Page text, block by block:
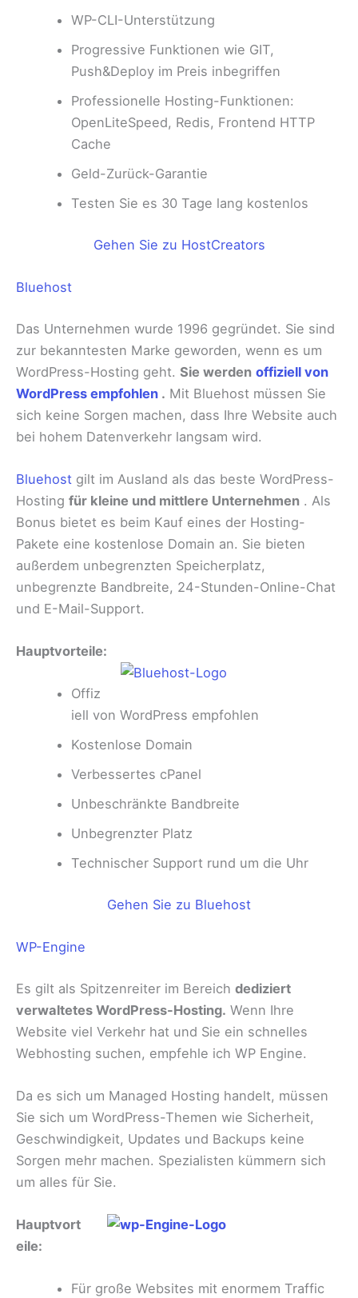
WP-CLI-Unterstützung
Progressive Funktionen wie GIT,
Push&Deploy im Preis inbegriffen
Professionelle Hosting-Funktionen:
OpenLiteSpeed, Redis, Frontend HTTP
Cache
Geld-Zurück-Garantie
Testen Sie es 30 Tage lang kostenlos
Gehen Sie zu HostCreators
Bluehost
Das Unternehmen wurde 1996 gegründet. Sie sind
zur bekanntesten Marke geworden, wenn es um
WordPress-Hosting geht. Sie werden offiziell von
WordPress empfohlen . Mit Bluehost müssen Sie
sich keine Sorgen machen, dass Ihre Website auch
bei hohem Datenverkehr langsam wird.
Bluehost gilt im Ausland als das beste WordPress-
Hosting für kleine und mittlere Unternehmen . Als
Bonus bietet es beim Kauf eines der Hosting-
Pakete eine kostenlose Domain an. Sie bieten
außerdem unbegrenzten Speicherplatz,
unbegrenzte Bandbreite, 24-Stunden-Online-Chat
und E-Mail-Support.
Hauptvorteile:
Offiz
iell von WordPress empfohlen
Kostenlose Domain
Verbessertes cPanel
Unbeschränkte Bandbreite
Unbegrenzter Platz
Technischer Support rund um die Uhr
Gehen Sie zu Bluehost
WP-Engine
Es gilt als Spitzenreiter im Bereich dediziert
verwaltetes WordPress-Hosting. Wenn Ihre
Website viel Verkehr hat und Sie ein schnelles
Webhosting suchen, empfehle ich WP Engine.
Da es sich um Managed Hosting handelt, müssen
Sie sich um WordPress-Themen wie Sicherheit,
Geschwindigkeit, Updates und Backups keine
Sorgen mehr machen. Spezialisten kümmern sich
um alles für Sie.
Hauptvort
eile:
Für große Websites mit enormem Traffic